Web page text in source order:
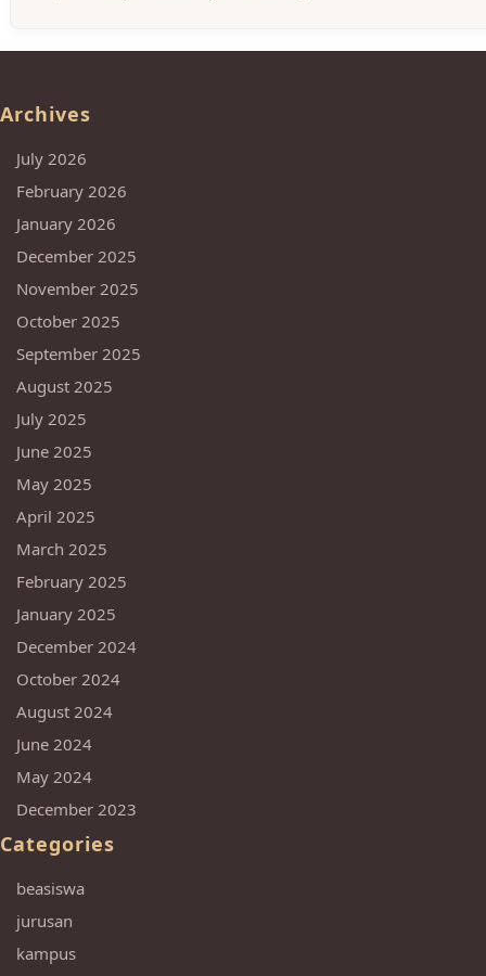
Archives
July 2026
February 2026
January 2026
December 2025
November 2025
October 2025
September 2025
August 2025
July 2025
June 2025
May 2025
April 2025
March 2025
February 2025
January 2025
December 2024
October 2024
August 2024
June 2024
May 2024
December 2023
Categories
beasiswa
jurusan
kampus